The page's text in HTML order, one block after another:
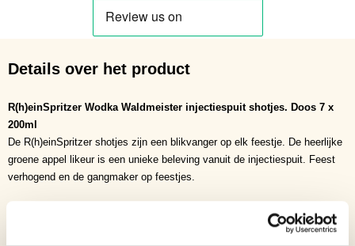
Details over het product
R(h)einSpritzer Wodka Waldmeister injectiespuit shotjes. Doos 7 x
200ml
De R(h)einSpritzer shotjes zijn een blikvanger op elk feestje. De heerlijke
groene appel likeur is een unieke beleving vanuit de injectiespuit. Feest
verhogend en de gangmaker op feestjes.